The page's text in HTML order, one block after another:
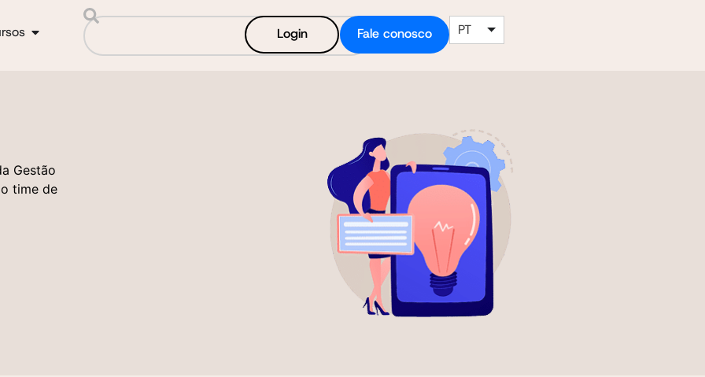
Login Fale conosco PT
Gestão
time de